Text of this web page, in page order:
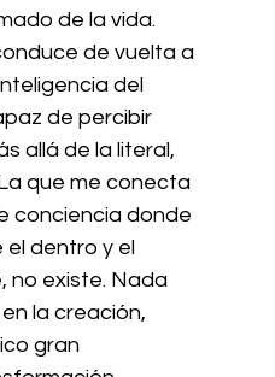
de la vida.
de vuelta a
del
de percibir
allá de la literal,
que me conecta
conciencia donde
dentro y el
no existe. Nada
la creación,
gran